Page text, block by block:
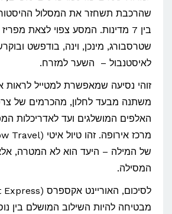
שהרכבת תשחזר את המסלול
בין 7 מדינות. המסע צפוי לצאת
שטרסבורג, מינכן, וינה, בודפשט
לאיסטנבול – השער למזרח.
זוהי נסיעה שמאפשרת למטייל לראות
משתנה מבעד לחלון, מהכרמים של
האלפים המושלגים ועד לאדריכלות
של המילה – היעד הוא לא המטרה,
המסילה.
מבטיחה להיות השילוב המושלם בין